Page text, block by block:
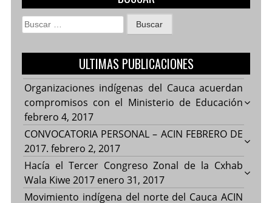
Buscar:
ULTIMAS PUBLICACIONES
Organizaciones indígenas del Cauca acuerdan
compromisos con el Ministerio de Educación
febrero 4, 2017
CONVOCATORIA PERSONAL – ACIN FEBRERO DE
2017. febrero 2, 2017
Hacía el Tercer Congreso Zonal de la Cxhab
Wala Kiwe 2017 enero 31, 2017
Movimiento indígena del norte del Cauca ACIN